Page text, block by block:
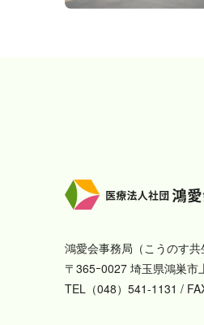
鴻愛会事務局（こうのす共
〒365ｰ0027 埼玉県鴻巣市
TEL（048）541-1131 /